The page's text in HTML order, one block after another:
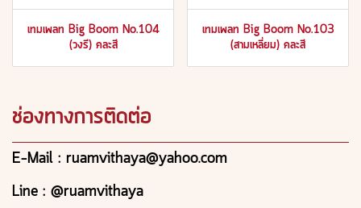
เทมเพลท Big Boom No.104
(วงรี) คละสี
เทมเพลท Big Boom No.103
(สามเหลี่ยม) คละสี
ช่องทางการติดต่อ
E-Mail : ruamvithaya@yahoo.com
Line : @ruamvithaya